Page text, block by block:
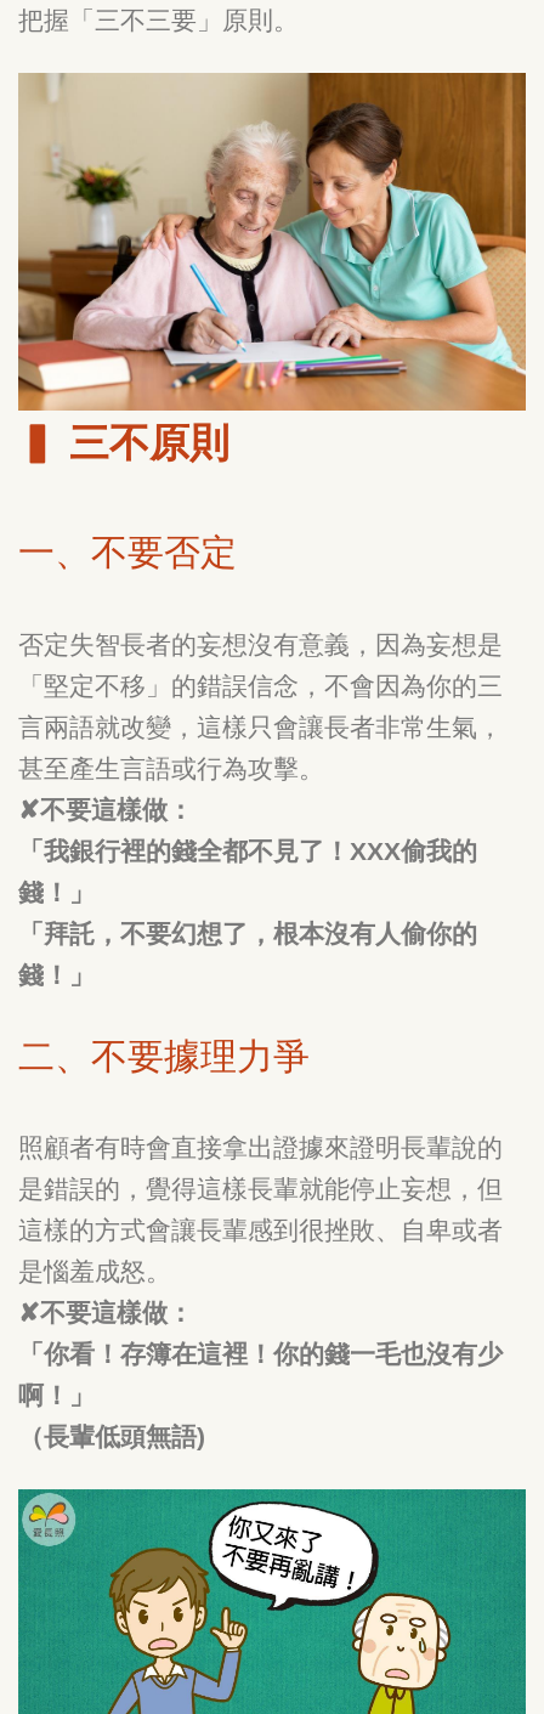
把握「三不三要」原則。
▍ 三不原則
一、不要否定
否定失智長者的妄想沒有意義，因為妄想是
「堅定不移」的錯誤信念，不會因為你的三
言兩語就改變，這樣只會讓長者非常生氣，
甚至產生言語或行為攻擊。
✘不要這樣做：
「我銀行裡的錢全都不見了！XXX偷我的
錢！」
「拜託，不要幻想了，根本沒有人偷你的
錢！」
二、不要據理力爭
照顧者有時會直接拿出證據來證明長輩說的
是錯誤的，覺得這樣長輩就能停止妄想，但
這樣的方式會讓長輩感到很挫敗、自卑或者
是惱羞成怒。
✘不要這樣做：
「你看！存簿在這裡！你的錢一毛也沒有少
啊！」
（長輩低頭無語)